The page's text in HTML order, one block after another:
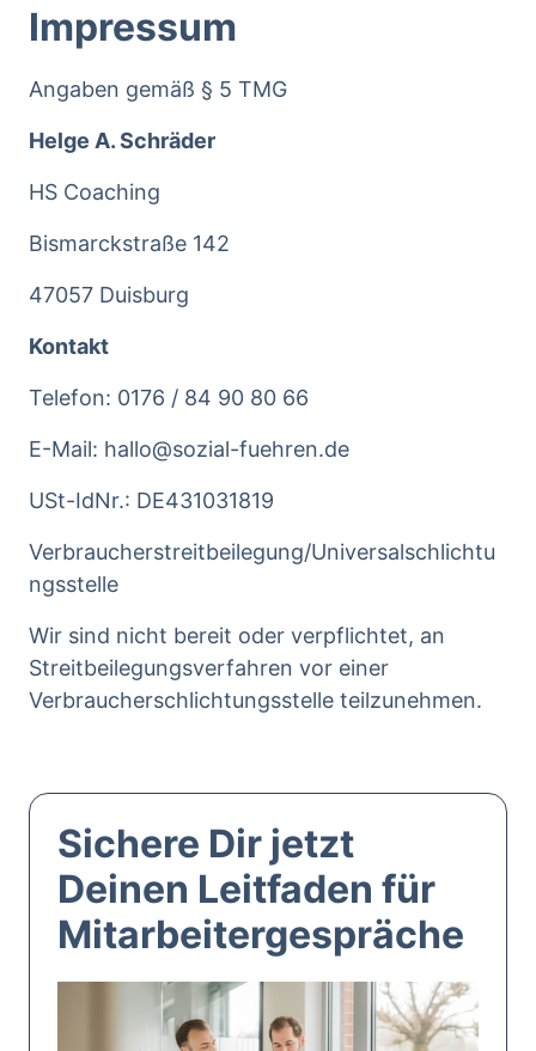
Impressum
Angaben gemäß § 5 TMG
Helge A. Schräder
HS Coaching
Bismarckstraße 142
47057 Duisburg
Kontakt
Telefon: 0176 / 84 90 80 66
E-Mail: hallo@sozial-fuehren.de
USt-IdNr.: DE431031819
Verbraucherstreitbeilegung/Universalschlichtu
ngsstelle
Wir sind nicht bereit oder verpflichtet, an
Streitbeilegungsverfahren vor einer
Verbraucherschlichtungsstelle teilzunehmen.
Sichere Dir jetzt
Deinen Leitfaden für
Mitarbeitergespräche